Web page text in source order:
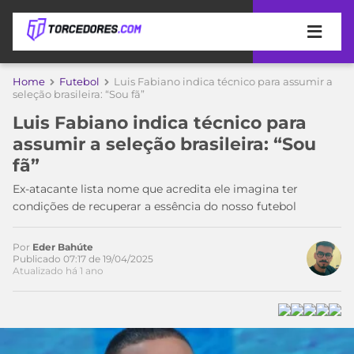
APOSTAS
DE
APOSTA
MELHORES
SITES
DE
APOSTAS
2026
BETBOOM
COPA
MUNDO
TIMES
MEU
TIME
PALMEIRAS
CAMPEONATOS
ESPORTIVA
Home Futebol
Luis Fabiano indica técnico para assumir a
seleção brasileira: “Sou fã”
Luis Fabiano indica técnico para
assumir a seleção brasileira: “Sou
fã”
Ex-atacante lista nome que acredita ele imagina ter
condições de recuperar a essência do nosso futebol
Por Eder Bahúte
Publicado 07:17 de 19/04/2025
Atualizado há 1 ano